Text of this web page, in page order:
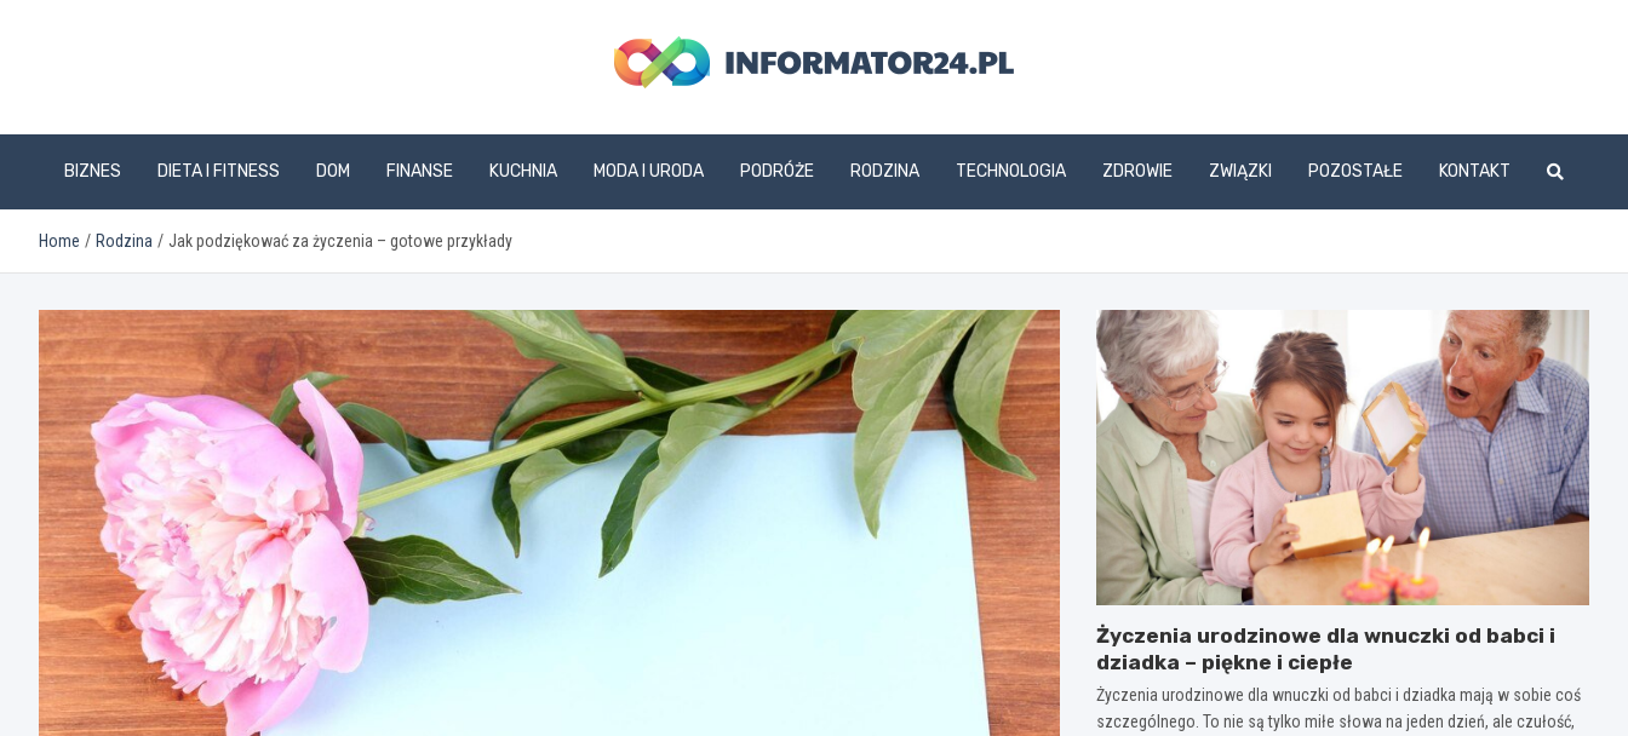
informator24.pl
BIZNES DIETA I FITNESS DOM FINANSE KUCHNIA MODA I URODA PODRÓŻE RODZINA TECHNOLOGIA ZDROWIE ZWIĄZKI POZOSTAŁE KONTAKT
Home Rodzina Jak podziękować za życzenia – gotowe przykłady
Życzenia urodzinowe dla wnuczki od babci i
dziadka – piękne i ciepłe
Życzenia urodzinowe dla wnuczki od babci i dziadka mają w sobie coś
szczególnego. To nie są tylko miłe słowa na jeden dzień, ale czułość,